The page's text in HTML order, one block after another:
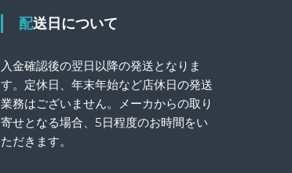
配送日について
入金確認後の翌日以降の発送となりま
す。定休日、年末年始など店休日の発送
業務はございません。メーカからの取り
寄せとなる場合、5日程度のお時間をい
ただきます。